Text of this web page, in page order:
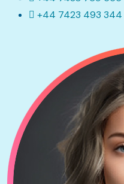
+44 7423 493 344